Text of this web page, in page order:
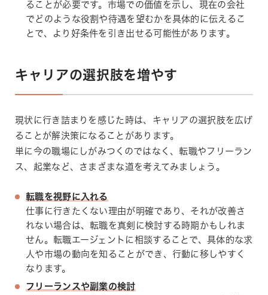
ることが必要です。市場での価値を示し、現在の会社
でどのような役割や待遇を望むかを具体的に伝えるこ
とで、より好条件を引き出せる可能性があります。
キャリアの選択肢を増やす
現状に行き詰まりを感じた時は、キャリアの選択肢を広げ
ることが解決策になることがあります。
単に今の職場にしがみつくのではなく、転職やフリーラン
ス、起業など、さまざまな道を考えてみましょう。
転職を視野に入れる
仕事に行きたくない理由が明確であり、それが改善さ
れない場合は、転職を真剣に検討する時期かもしれま
せん。転職エージェントに相談することで、具体的な求
人や市場の動向を知ることができ、行動に移しやすく
なります。
フリーランスや副業の検討